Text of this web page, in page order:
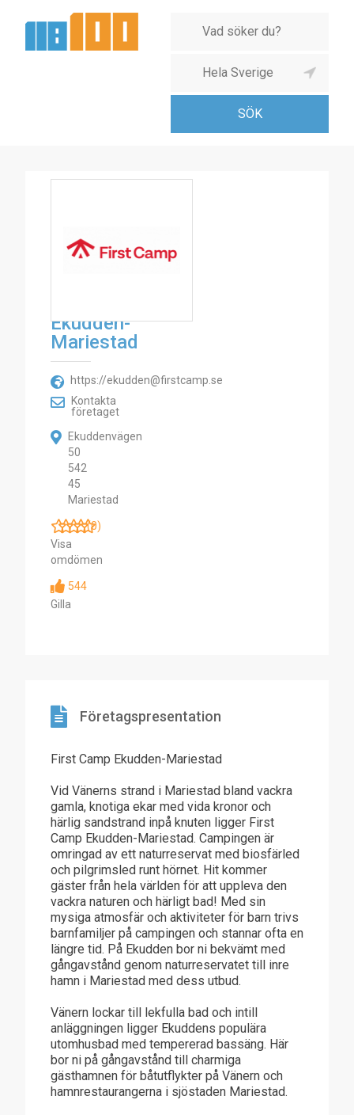
Ekudden-
Mariestad
https://ekudden@firstcamp.se
Kontakta
företaget
Ekuddenvägen
50
542
45
Mariestad
(0)
Visa
omdömen
544
Gilla
Företagspresentation
First Camp Ekudden-Mariestad
Vid Vänerns strand i Mariestad bland vackra
gamla, knotiga ekar med vida kronor och
härlig sandstrand inpå knuten ligger First
Camp Ekudden-Mariestad. Campingen är
omringad av ett naturreservat med biosfärled
och pilgrimsled runt hörnet. Hit kommer
gäster från hela världen för att uppleva den
vackra naturen och härligt bad! Med sin
mysiga atmosfär och aktiviteter för barn trivs
barnfamiljer på campingen och stannar ofta en
längre tid. På Ekudden bor ni bekvämt med
gångavstånd genom naturreservatet till inre
hamn i Mariestad med dess utbud.
Vänern lockar till lekfulla bad och intill
anläggningen ligger Ekuddens populära
utomhusbad med tempererad bassäng. Här
bor ni på gångavstånd till charmiga
gästhamnen för båtutflykter på Vänern och
hamnrestaurangerna i sjöstaden Mariestad.